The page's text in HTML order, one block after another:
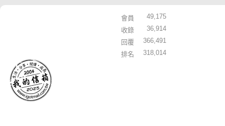
會員
49,175
收錄
36,914
回覆
366,491
排名
318,014